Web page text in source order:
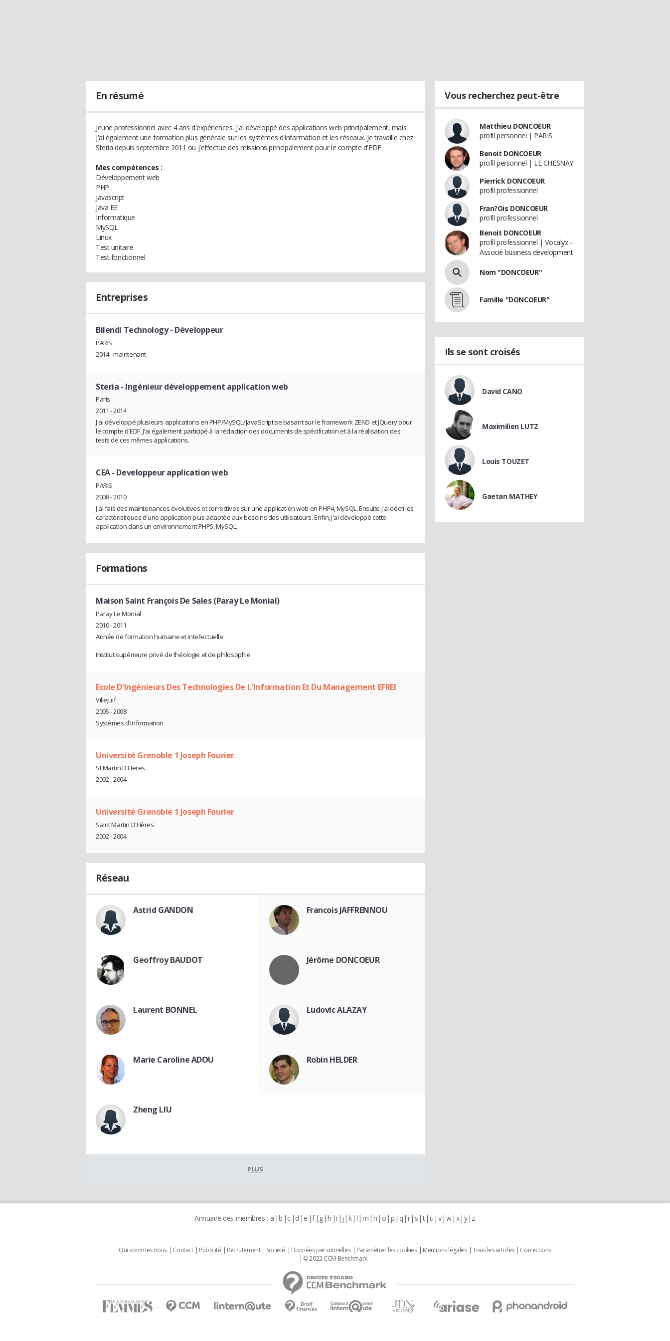
En résumé
Jeune professionnel avec 4 ans d'expériences. J'ai développé des applications web principalement, mais
j'ai également une formation plus générale sur les systèmes d'information et les réseaux. Je travaille chez
Steria depuis septembre 2011 où j'effectue des missions principalement pour le compte d'EDF.
Mes compétences :
Développement web
PHP
Javascript
Java EE
Informatique
MySQL
Linux
Test unitaire
Test fonctionnel
Entreprises
Bilendi Technology- Développeur
PARIS
2014 - maintenant
Steria - Ingénieur développement application web
Paris
2011 - 2014
J'ai développé plusieurs applications en PHP/MySQL/JavaScript se basant sur le framework ZEND et JQuery pour
le compte d'EDF. J'ai également participé à la rédaction des documents de spécification et à la réalisation des
tests de ces mêmes applications.
CEA- Developpeur application web
PARIS
2008 - 2010
J'ai fais des maintenances évolutives et correctives sur une application web en PHP4, MySQL. Ensuite j'ai décri les
caractéristiques d'une application plus adaptée aux besoins des utilisateurs. Enfin, j'ai développé cette
application dans un environnement PHP5, MySQL.
Formations
Maison Saint François De Sales (Paray Le Monial)
Paray Le Monial
2010 - 2011
Année de formation humaine et intellectuelle
Institut supérieure privé de théologie et de philosophie
Ecole D'Ingénieurs Des Technologies De L'Information Et Du Management EFREI
Villejuif
2005 - 2008
Systèmes d'Information
Université Grenoble 1 Joseph Fourier
St Martin D'Heres
2002 - 2004
Université Grenoble 1 Joseph Fourier
Saint Martin D'Hères
2002 - 2004
Réseau
Astrid GANDON Francois JAFFRENNOU
Geoffroy BAUDOT Jérôme DONCOEUR
Laurent BONNEL Ludovic ALAZAY
Marie Caroline ADOU Robin HELDER
Zheng LIU
PLUS
Vous recherchez peut-être
Matthieu DONCOEUR
profil personnel | PARIS
Benoit DONCOEUR
profil personnel | LE CHESNAY
Pierrick DONCOEUR
profil professionnel
Fran?Ois DONCOEUR
profil professionnel
Benoit DONCOEUR
profil professionnel | Vocalyx -
Associé business development
Nom "DONCOEUR"
Famille "DONCOEUR"
Ils se sont croisés
David CANO
Maximilien LUTZ
Louis TOUZET
Gaetan MATHEY
Annuaire des membres : a b c d e f g h i j k l m n o p q r s t u v w x y z
Qui sommes nous Contact Publicité Recrutement Societé Données personnelles Paramétrer les cookies Mentions légales Tous les articles
Corrections
© 2022 CCM Benchmark